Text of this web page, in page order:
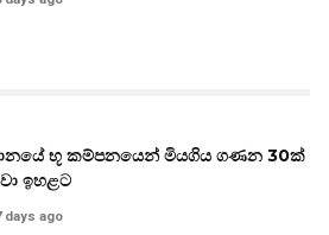
භූ කම්පනයෙන් මියගිය ගණන 30ක්
ඉහළට
days ago